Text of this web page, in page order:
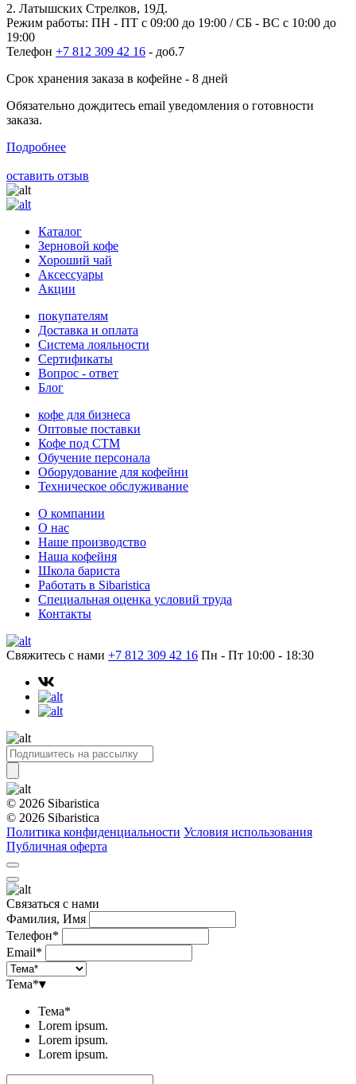
2. Латышских Стрелков, 19Д.
Режим работы: ПН - ПТ с 09:00 до 19:00 / СБ - ВС с 10:00 до
19:00
Телефон +7 812 309 42 16 - доб.7
Срок хранения заказа в кофейне - 8 дней
Обязательно дождитесь email уведомления о готовности
заказа.
Подробнее
оставить отзыв
Каталог
Зерновой кофе
Хороший чай
Аксессуары
Акции
покупателям
Доставка и оплата
Система лояльности
Сертификаты
Вопрос - ответ
Блог
кофе для бизнеса
Оптовые поставки
Кофе под СТМ
Обучение персонала
Оборудование для кофейни
Техническое обслуживание
О компании
О нас
Наше производство
Наша кофейня
Школа бариста
Работать в Sibaristica
Специальная оценка условий труда
Контакты
Свяжитесь с нами +7 812 309 42 16 Пн - Пт 10:00 - 18:30
© 2026 Sibaristica
© 2026 Sibaristica
Политика конфиденциальности Условия использования
Публичная оферта
Связаться с нами
Фамилия, Имя
Телефон*
Email*
Тема*▾
Тема*
Lorem ipsum.
Lorem ipsum.
Lorem ipsum.